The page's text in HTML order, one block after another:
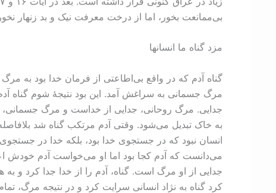
بی‌ممانعت بخور، اما از درخت معرفت نیک و بد زنهار
مزد گناه ما انسانها
گناه آدم که در واقع بی‌اطاعتی از فرمان خدا بود به
مرگ جسمانی به سراغش آمد. این بود نتیجۀ شوم گناه
جدايی. مرگ روحانی، جدايی از خداست و مرگ جسمانی،
به خاک تبدیل می‌شود. وقتی آدم مرتکب گناه شد
می‌دانست که آدم کجا بود اما او می‌خواست آدم خودش
جدايی از او مرگ است. گناه، آدم را از خدا جدا کرد و
کرد گناه به نژاد انسانی سرایت کرد و در نتیجه